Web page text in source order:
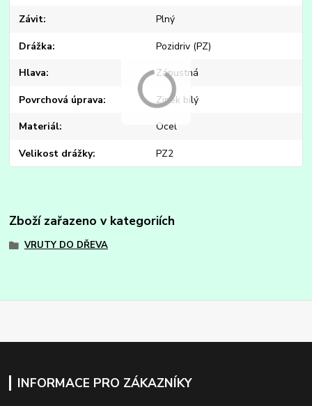
Závit Plný
Drážka Pozidriv (PZ)
Hlava Zápustná
Povrchová úprava Zinek bílý
Materiál Ocel
Velikost drážky PZ2
Zboží zařazeno v kategoriích
VRUTY DO DŘEVA
INFORMACE PRO ZÁKAZNÍKY